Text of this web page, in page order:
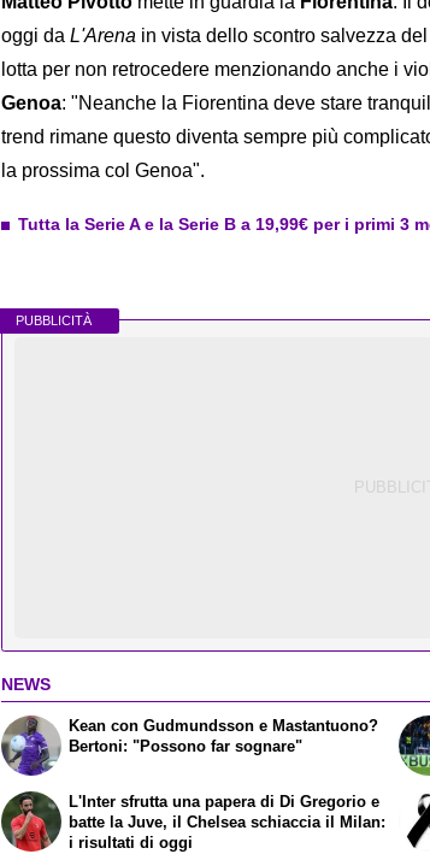
oggi da L'Arena in vista dello scontro salvezza
lotta per non retrocedere menzionando anche i
Genoa: "Neanche la Fiorentina deve stare
trend rimane questo diventa sempre più
la prossima col Genoa".
Tutta la Serie A e la Serie B a 19,99€ per i primi 3
PUBBLICITÀ
NEWS
Kean con Gudmundsson e Mastantuono?
Bertoni: "Possono far sognare"
L'Inter sfrutta una papera di Di Gregorio e
batte la Juve, il Chelsea schiaccia il Milan:
i risultati di oggi